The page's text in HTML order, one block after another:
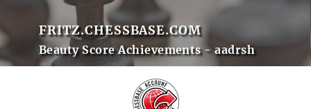
FRITZ.CHESSBASE.COM
Beauty Score Achievements - aadrsh